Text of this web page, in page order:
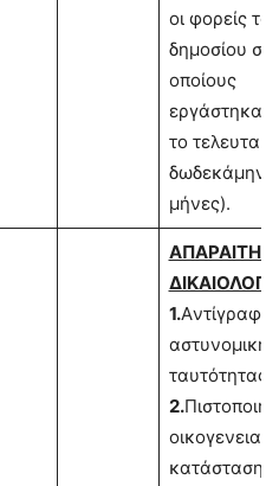
οι φορείς
δημοσίου
οποίους
εργάστηκαν
το τελευταίο
δωδεκάμηνο
μήνες).
1.Aντίγραφο
αστυνομικής
ταυτότητας.
2.
κατάστασης.